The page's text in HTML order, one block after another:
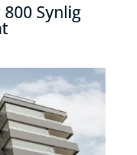
Synlig